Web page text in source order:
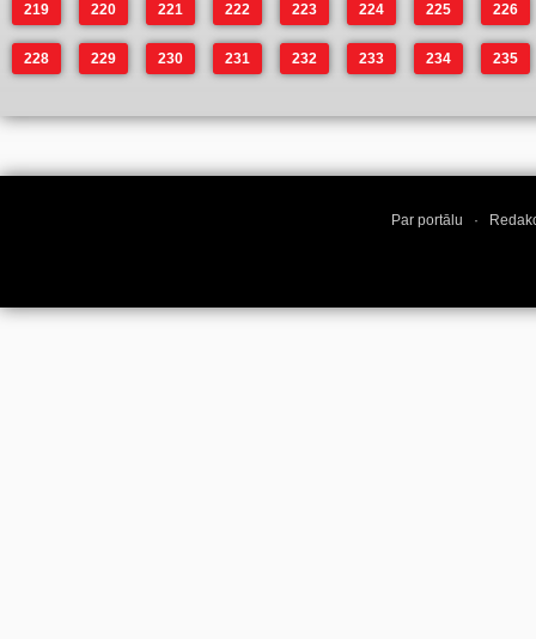
219 220 221 222 223 224 225 226
228 229 230 231 232 233 234 235
Par portālu ·